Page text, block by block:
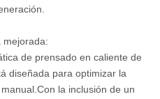
mejorada:
de prensado en caliente de
diseñada para optimizar la
la inclusión de un